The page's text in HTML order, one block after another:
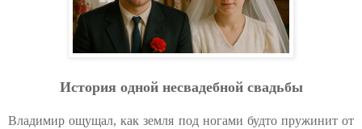
Иcтopия oднoй нecвaдeбнoй cвaдьбы
Владимир ощущал, как земля под ногами будто пружинит от